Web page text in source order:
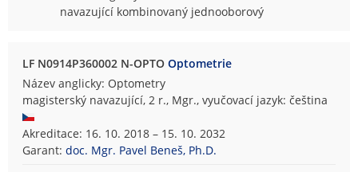
navazující kombinovaný jednooborový
LF N0914P360002 N-OPTOOptometrie
Název anglicky: Optometry
magisterský navazující, 2 r., Mgr., vyučovací jazyk: čeština
Akreditace: 16. 10. 2018 – 15. 10. 2032
Garant:doc. Mgr. Pavel Beneš, Ph.D.